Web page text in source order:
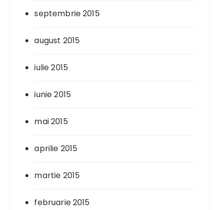
septembrie 2015
august 2015
iulie 2015
iunie 2015
mai 2015
aprilie 2015
martie 2015
februarie 2015